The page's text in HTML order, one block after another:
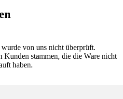
von uns nicht überprüft.
Kunden stammen, die die Ware nicht
haben.